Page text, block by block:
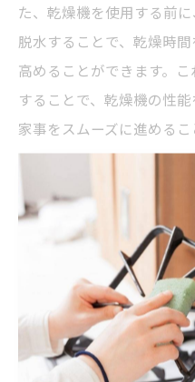
た、乾燥機を使用する前
脱水することで、乾燥時
高めることができます。
することで、乾燥機の性
家事をスムーズに進めるこ
浴室衣類乾燥
初心者向けのクリー
浴室衣類乾燥機のクリー
えるステップがあります。